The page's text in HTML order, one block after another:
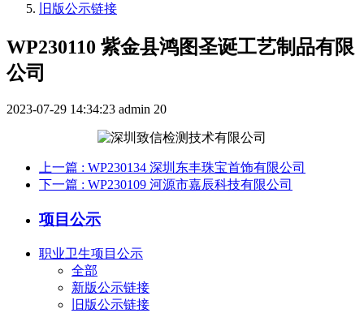
旧版公示链接
WP230110 紫金县鸿图圣诞工艺制品有限
公司
2023-07-29 14:34:23 admin 20
上一篇 : WP230134 深圳东丰珠宝首饰有限公司
下一篇 : WP230109 河源市嘉辰科技有限公司
项目公示
职业卫生项目公示
全部
新版公示链接
旧版公示链接